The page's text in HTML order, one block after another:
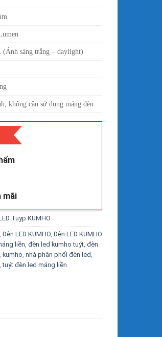
(Ánh sáng trắng – daylight)
không cần sử dụng máng đèn
mãi
Tuyp KUMHO
,Đèn LED KUMHO,Đèn LED KUMHO
liền, đèn led kumho tuýt, đèn
kumho, nhà phân phối đèn led,
,tuýt đèn led máng liền